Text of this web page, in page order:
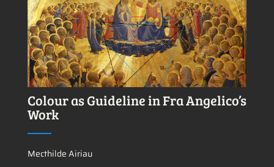
Ver más sobre este tema.
Colour as Guideline in Fra Angelico’s
Work
Mecthilde Airiau